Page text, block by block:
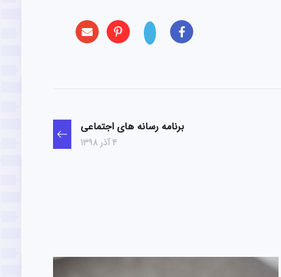
برنامه رسانه های اجتماعی
4 آذر 1398